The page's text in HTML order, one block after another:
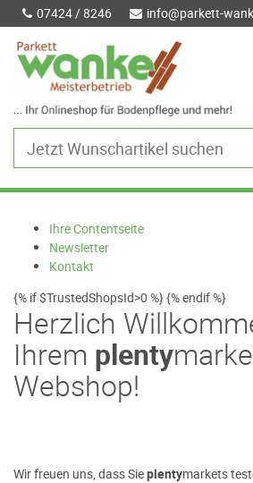
07424 / 8246 info@parkett-
Ihre Contentseite
Newsletter
Kontakt
{% if $TrustedShopsId>0 %}{% endif %}
Herzlich
Ihrem plenty
Webshop!
Wir freuen uns, dass Sieplentymarkets